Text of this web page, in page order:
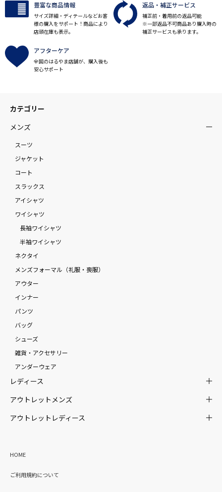
豊富な商品情報
サイズ詳細・ディテールなどお客
様の購入をサポート！商品により
店頭在庫も表示。
返品・補正サービス
補正前・着用前の返品可能
※一部返品不可商品あり購入時の
補正サービスも承ります。
アフターケア
全国のはるやま店舗が、購入後も
安心サポート
カテゴリー
メンズ
スーツ
ジャケット
コート
スラックス
アイシャツ
ワイシャツ
長袖ワイシャツ
半袖ワイシャツ
ネクタイ
メンズフォーマル（礼服・喪服）
アウター
インナー
パンツ
バッグ
シューズ
雑貨・アクセサリー
アンダーウェア
レディース
アウトレットメンズ
アウトレットレディース
HOME
ご利用規約について